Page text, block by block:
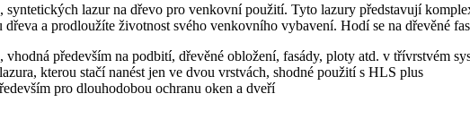
lazur na dřevo pro venkovní použití. Tyto lazury představují
a prodloužíte životnost svého venkovního vybavení. Hodí se na dřevěné
vhodná především na podbití, dřevěné obložení, fasády, ploty atd. v třívrstvém
kterou stačí nanést jen ve dvou vrstvách, shodné použití s HLS plus
pro dlouhodobou ochranu oken a dveří